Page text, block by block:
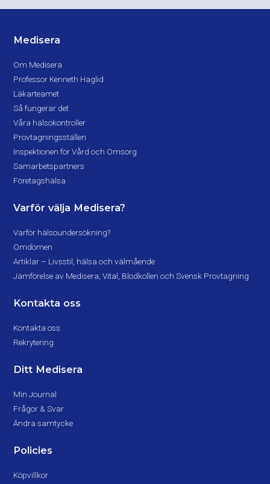
Medisera
Om Medisera
Professor Kenneth Haglid
Läkarteamet
Så fungerar det
Våra hälsokontroller
Provtagningsställen
Inspektionen för Vård och Omsorg
Samarbetspartners
Företagshälsa
Varför välja Medisera?
Varför hälsoundersökning?
Omdömen
Artiklar – Livsstil, hälsa och välmående
Jämförelse av Medisera, Vital, Blodkollen och Svensk Provtagning
Kontakta oss
Kontakta oss
Rekrytering
Ditt Medisera
Min Journal
Frågor & Svar
Ändra samtycke
Policies
Köpvillkor